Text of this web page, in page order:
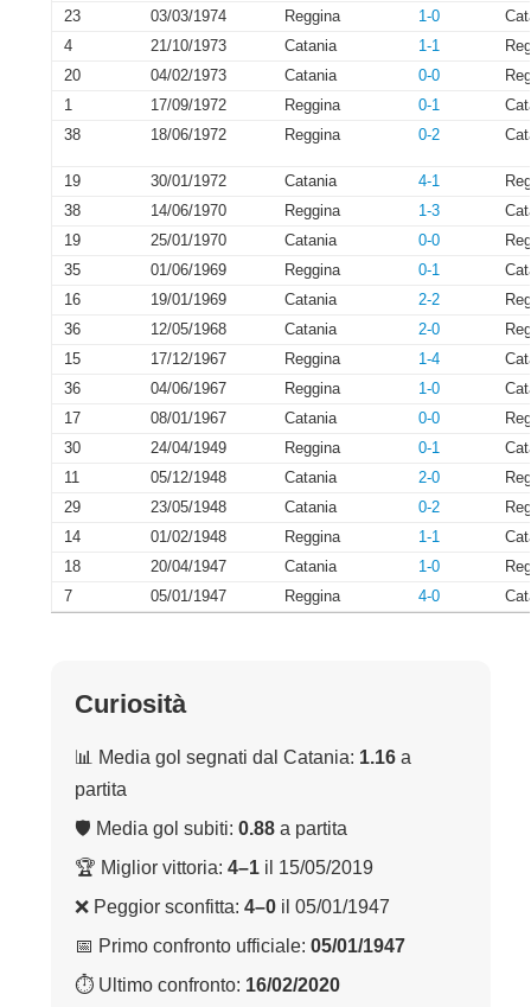
23
03/03/1974 Reggina 1-0
4
21/10/1973 Catania 1-1
20
04/02/1973 Catania 0-0
1
17/09/1972 Reggina 0-1
38
18/06/1972 Reggina 0-2
19 30/01/1972 Catania 4-1
38
14/06/1970 Reggina 1-3
19
25/01/1970 Catania 0-0
35
01/06/1969 Reggina 0-1
16
19/01/1969 Catania 2-2
36
12/05/1968 Catania 2-0
15
17/12/1967 Reggina 1-4
36
04/06/1967 Reggina 1-0
17
08/01/1967 Catania 0-0
30
24/04/1949 Reggina 0-1
11
05/12/1948 Catania 2-0
29
23/05/1948 Catania 0-2
14
01/02/1948 Reggina 1-1
18
20/04/1947 Catania 1-0
7
05/01/1947 Reggina 4-0
Curiosità
📊 Media gol segnati dal Catania: 1.16 a
partita
🛡 Media gol subiti: 0.88 a partita
🏆 Miglior vittoria: 4–1 il 15/05/2019
❌ Peggior sconfitta: 4–0 il 05/01/1947
📅 Primo confronto ufficiale: 05/01/1947
⏱ Ultimo confronto: 16/02/2020